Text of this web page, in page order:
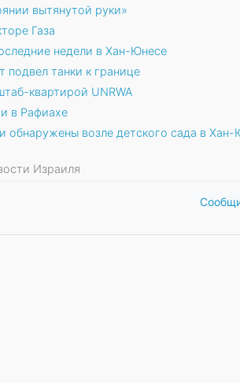
вытянутой руки»
Газа
недели в Хан-Юнесе
подвел танки к границе
квартирой UNRWA
в Рафиахе
обнаружены возле детского сада в Хан-
Израиля